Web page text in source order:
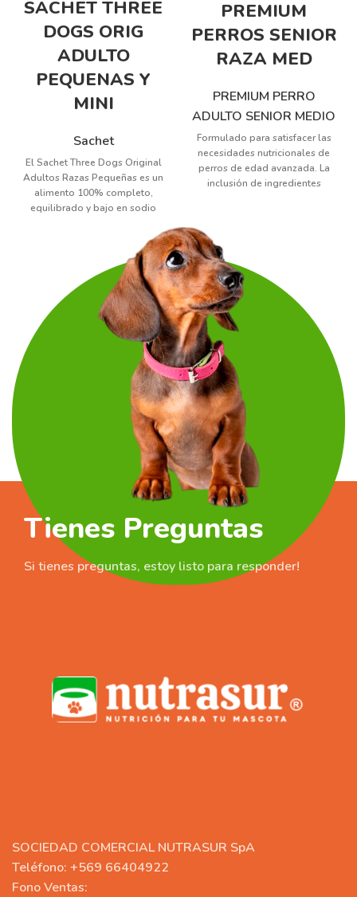
SACHET THREE
DOGS ORIG
ADULTO
PEQUENAS Y
MINI
Sachet
El Sachet Three Dogs Original
Adultos Razas Pequeñas es un
alimento 100% completo,
equilibrado y bajo en sodio
mascotas. El sabor carne en
salsa, es cocinado al vapor,
muy sabroso, la opción
perfecta para su perro. Todo
para que disfrute de una
comida segura, completa y
saludable.
PREMIUM
PERROS SENIOR
RAZA MED
PREMIUM PERRO
ADULTO SENIOR MEDIO
Formulado para satisfacer las
necesidades nutricionales de
perros de edad avanzada. La
inclusión de ingredientes
concentración de antioxidantes
para evitar el envejecimiento
celular y la preservación de
características propias de la
juventud tales como músculos
fuertes, pelaje sano, agilidad
mental y salud digestiva, renal
y cardíaca, hace a Biofresh
Súper Premium la dieta ideal
para esta etapa. Croquetas de
fácil ruptura y de tamaño
diseñado especialmente para
razas medianas.
Tienes Preguntas
Si tienes preguntas, estoy listo para responder!
SOCIEDAD COMERCIAL NUTRASUR SpA
Teléfono: +569 66404922
Fono Ventas: